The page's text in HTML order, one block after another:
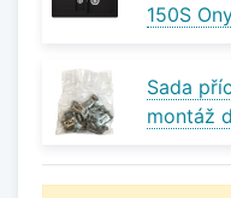
150S
Sada
montáž